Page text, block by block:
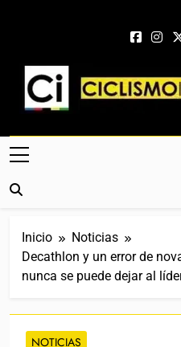
Ciclismo
Web Dedicada Al Ciclismo
Crónicas, Previas Y Más.
Inicio
Noticias
Decathlon y un error de
nunca se puede dejar al
NOTICIAS